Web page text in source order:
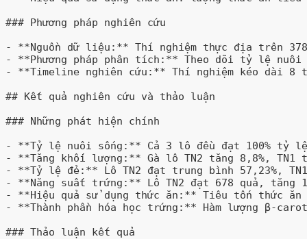
### Phương pháp nghiên cứu
- **Nguồn dữ liệu:** Thí nghiệm thực địa trên
- **Phương pháp phân tích:** Theo dõi tỷ lệ
- **Timeline nghiên cứu:** Thí nghiệm kéo dài 8
## Kết quả nghiên cứu và thảo luận
### Những phát hiện chính
- **Tỷ lệ nuôi sống:** Cả 3 lô đều đạt 100% tỷ
- **Tăng khối lượng:** Gà lô TN2 tăng 8,8%, TN1
- **Tỷ lệ đẻ:** Lô TN2 đạt trung bình 57,23%,
- **Năng suất trứng:** Lô TN2 đạt 678 quả, tăng
- **Hiệu quả sử dụng thức ăn:** Tiêu tốn thức
- **Thành phần hóa học trứng:** Hàm lượng β-
### Thảo luận kết quả